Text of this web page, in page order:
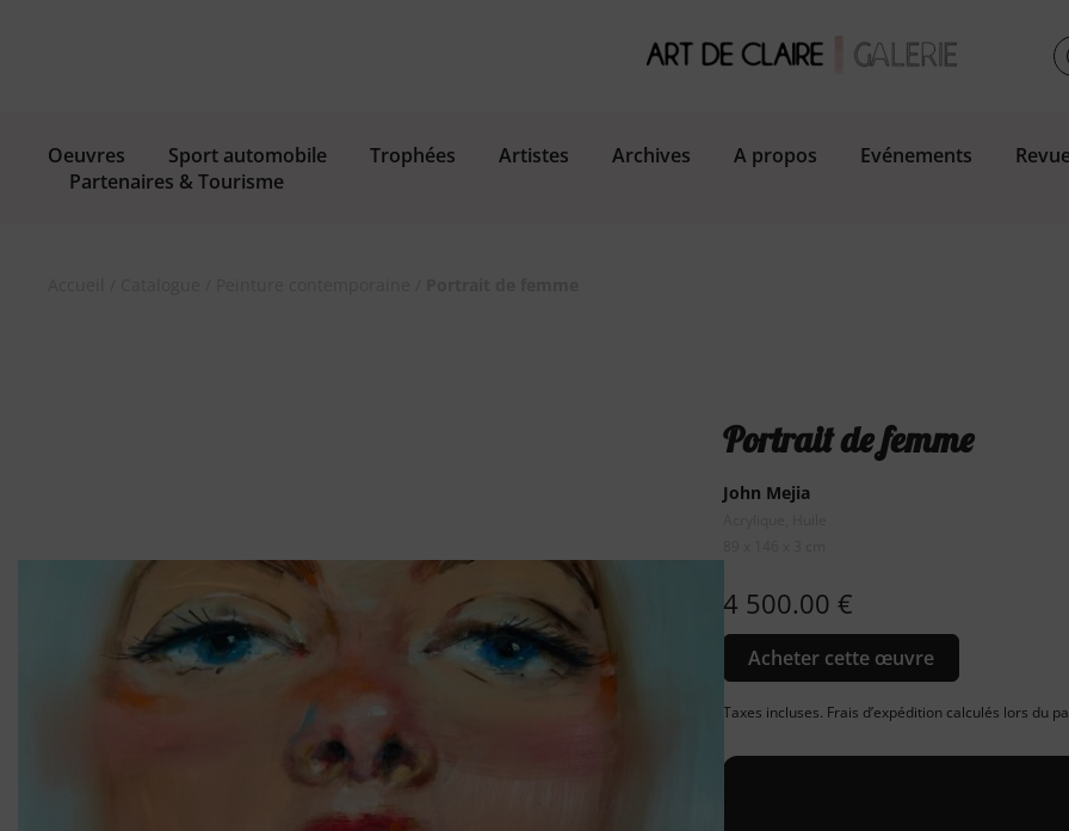
Oeuvres Sport automobile Trophées Artistes Archives A propos Evénements
Partenaires & Tourisme
Portrait de femme
John Mejia
4 500.00€
Acheter cette œuvre
Taxes incluses. Frais d’expédition calculés lors du